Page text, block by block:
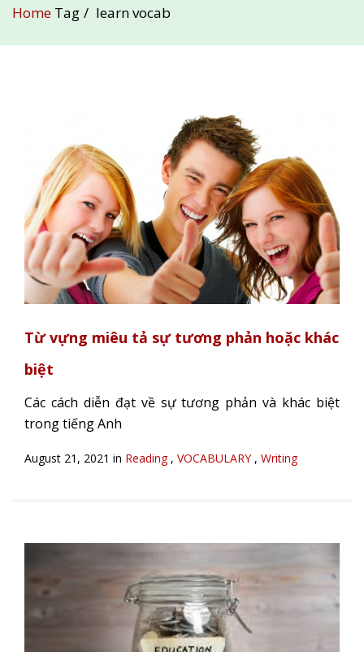
Home Tag learn vocab
Từ vựng miêu tả sự tương phản hoặc khác
biệt
Các cách diễn đạt về sự tương phản và khác biệt
trong tiếng Anh
August 21, 2021 in Reading, VOCABULARY, Writing